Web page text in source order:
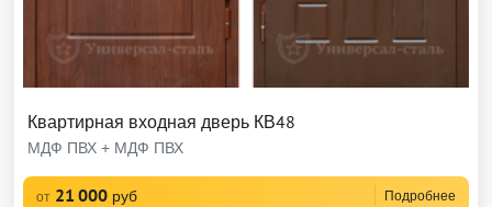
Квартирная входная дверь КВ48
МДФ ПВХ + МДФ ПВХ
от 21 000 руб Подробнее